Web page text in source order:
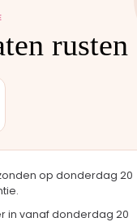
uitleg over het
in."
rusten
op donderdag 20
in vanaf donderdag 20